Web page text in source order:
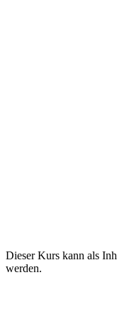
Dieser Kurs kann als
werden.